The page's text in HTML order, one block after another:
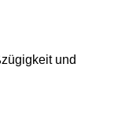
und